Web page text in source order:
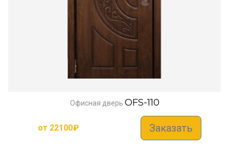
Офисная дверь OFS-110
от 22100₽ Заказать